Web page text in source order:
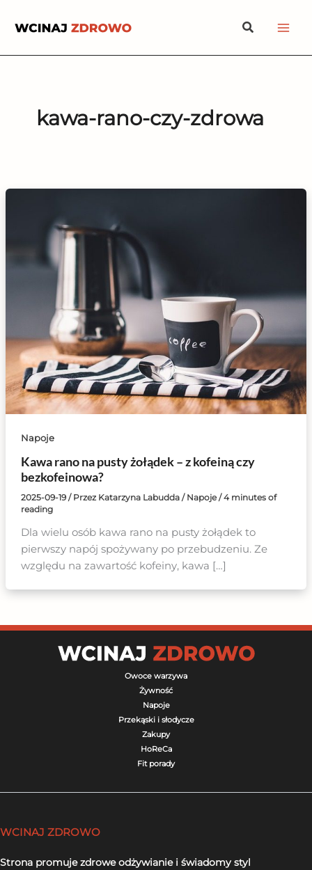
Szukaj
kawa-rano-czy-zdrowa
Napoje
Kawa rano na pusty żołądek – z kofeiną czy
bezkofeinowa?
2025-09-19/ Przez Katarzyna Labudda / Napoje/4 minutes of
reading
Dla wielu osób kawa rano na pusty żołądek to
pierwszy napój spożywany po przebudzeniu. Ze
względu na zawartość kofeiny, kawa […]
Owoce warzywa
Żywność
Napoje
Przekąski i słodycze
Zakupy
HoReCa
Fit porady
WCINAJ ZDROWO
Strona promuje zdrowe odżywianie i świadomy styl